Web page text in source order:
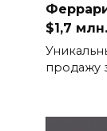
$1,7 млн.
продажу